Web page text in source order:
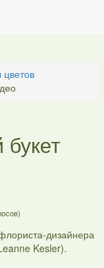
цветов
дизайнера
Kesler).